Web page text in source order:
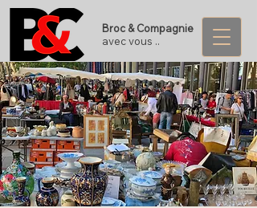
Broc & Compagnie
avec vous ..